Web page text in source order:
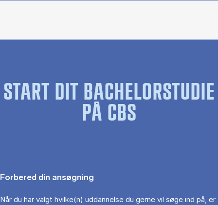
START DIT BACHELORSTUDIE
PÅ CBS
Forbered din ansøgning
Når du har valgt hvilke(n) uddannelse du gerne vil søge ind på, er